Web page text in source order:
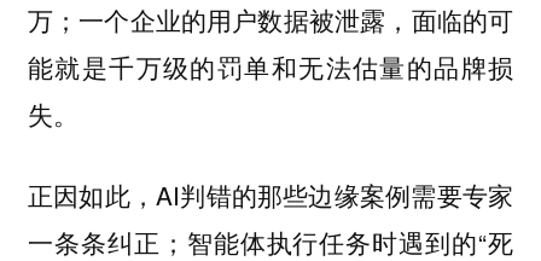
万；一个企业的用户数据被泄露，面临的可
能就是千万级的罚单和无法估量的品牌损
失。
正因如此，AI判错的那些边缘案例需要专家
一条条纠正；智能体执行任务时遇到的“死